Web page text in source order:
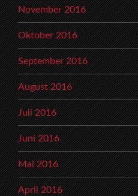
November 2016
Oktober 2016
September 2016
August 2016
Juli 2016
Juni 2016
Mai 2016
April 2016